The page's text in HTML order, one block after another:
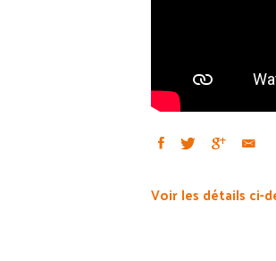
Voir les détails ci-